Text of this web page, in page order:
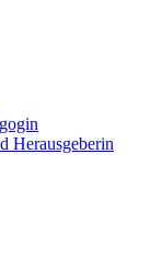
Herausgeberin